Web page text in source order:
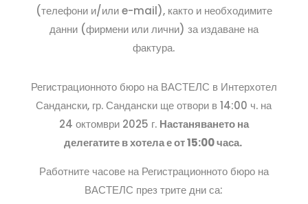
(телефони и/или e-mail), както и необходимите
данни (фирмени или лични) за издаване на
фактура.
Регистрационното бюро на ВАСТЕЛС в Интерхотел
Сандански, гр. Сандански ще отвори в 14:00 ч. на
24 октомври 2025 г. Настаняването на
делегатите в хотела е от 15:00 часа.
Работните часове на Регистрационното бюро на
ВАСТЕЛС през трите дни са: